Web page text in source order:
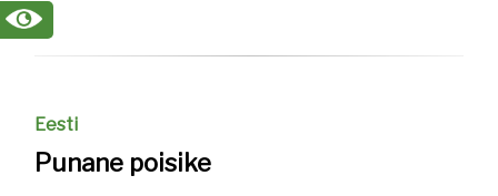
Eesti
Punane poisike